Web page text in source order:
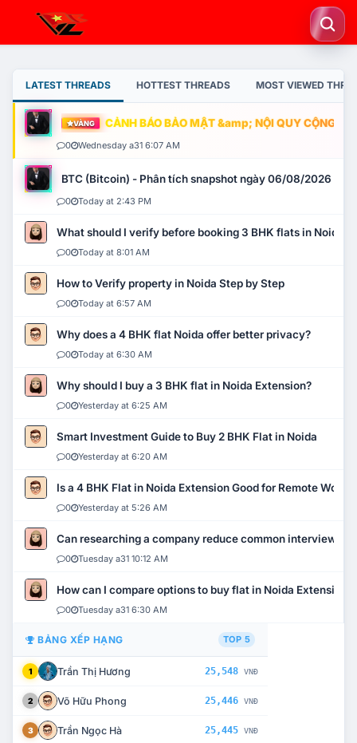
LATEST THREADS HOTTEST THREADS MOST VIEWED
VÀNG CẢNH BÁO BẢO MẬT &amp; NỘI QUY CỘNG
0 Wednesday a31 6:07 AM
BTC (Bitcoin) - Phân tích snapshot ngày 06/08/2026
0 Today at 2:43 PM
What should I verify before booking 3 BHK flats in Noida?
0 Today at 8:01 AM
How to Verify property in Noida Step by Step
0 Today at 6:57 AM
Why does a 4 BHK flat Noida offer better privacy?
0 Today at 6:30 AM
Why should I buy a 3 BHK flat in Noida Extension?
0 Yesterday at 6:25 AM
Smart Investment Guide to Buy 2 BHK Flat in Noida
0 Yesterday at 6:20 AM
Is a 4 BHK Flat in Noida Extension Good for Remote Work?
0 Yesterday at 5:26 AM
Can researching a company reduce common interview
0 Tuesday a31 10:12 AM
How can I compare options to buy flat in Noida Extension?
0 Tuesday a31 6:30 AM
BẢNG XẾP HẠNG TOP 5
1 Trần Thị Hương 25,548 VNĐ
2 Võ Hữu Phong 25,446 VNĐ
3 Trần Ngọc Hà 25,445 VNĐ